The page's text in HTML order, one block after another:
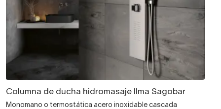
Columna de ducha hidromasaje Ilma Sagobar
Monomano o termostática acero inoxidable cascada